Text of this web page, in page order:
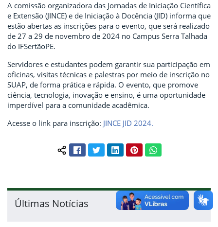
A comissão organizadora das Jornadas de Iniciação Científica
e Extensão (JINCE) e de Iniciação à Docência (JID) informa que
estão abertas as inscrições para o evento, que será realizado
de 27 a 29 de novembro de 2024 no Campus Serra Talhada
do IFSertãoPE.
Servidores e estudantes podem garantir sua participação em
oficinas, visitas técnicas e palestras por meio de inscrição no
SUAP, de forma prática e rápida. O evento, que promove
ciência, tecnologia, inovação e ensino, é uma oportunidade
imperdível para a comunidade acadêmica.
Acesse o link para inscrição: JINCE JID 2024.
Compartilhar conteúdo:
FacebookTwitterLinkedInPinterestWhatsApp
Últimas Notícias